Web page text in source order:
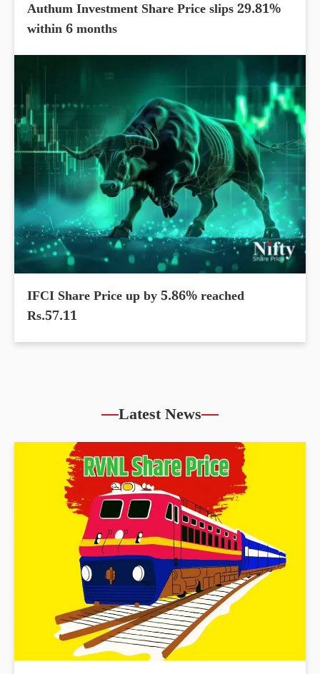
Authum Investment Share Price slips 29.81%
within 6 months
IFCI Share Price up by 5.86% reached
Rs.57.11
Latest News